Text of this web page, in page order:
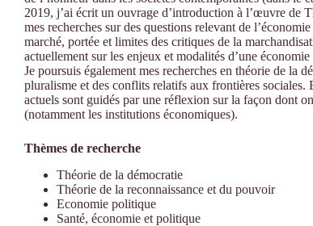
2019, j’ai écrit un ouvrage d’introduction à l’œuvre de
mes recherches sur des questions relevant de
marché, portée et limites des critiques de la
actuellement sur les enjeux et modalités d’une
Je poursuis également mes recherches en théorie de la
pluralisme et des conflits relatifs aux frontières
actuels sont guidés par une réflexion sur la façon dont
(notamment les institutions économiques).
Thèmes de recherche
Théorie de la démocratie
Théorie de la reconnaissance et du pouvoir
Economie politique
Santé, économie et politique